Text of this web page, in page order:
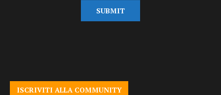
ISCRIVITI ALLA COMMUNITY